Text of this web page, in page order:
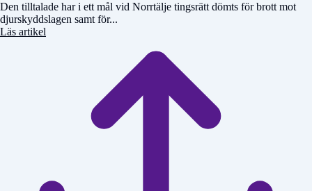
Den tilltalade har i ett mål vid Norrtälje tingsrätt dömts för brott mot
djurskyddslagen samt för...
Läs artikel